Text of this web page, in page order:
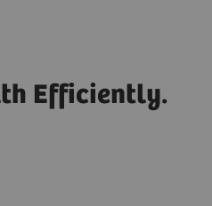
Efficiently.